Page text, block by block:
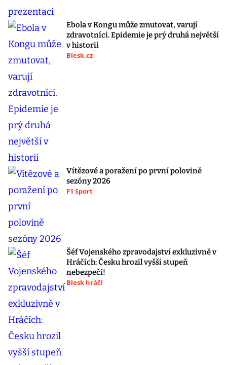
Ebola v Kongu může zmutovat, varují
zdravotníci. Epidemie je prý druhá největší
v historii
Blesk.cz
Vítězové a poražení po první polovině
sezóny 2026
F1 Sport
Šéf Vojenského zpravodajství exkluzivně v
Hráčích: Česku hrozil vyšší stupeň
nebezpečí!
Blesk hráči